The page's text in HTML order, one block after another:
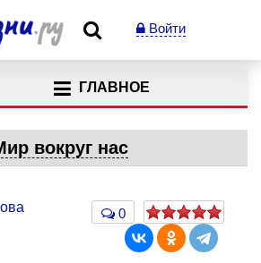
Войти
ГЛАВНОЕ
вокруг нас
0